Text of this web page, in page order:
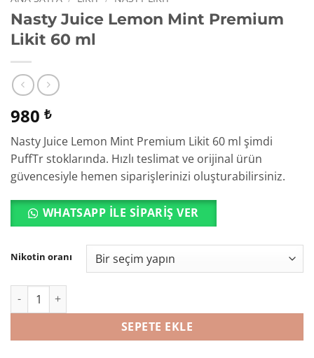
Nasty Juice Lemon Mint Premium
Likit 60 ml
980 ₺
Nasty Juice Lemon Mint Premium Likit 60 ml şimdi
PuffTr stoklarında. Hızlı teslimat ve orijinal ürün
güvencesiyle hemen siparişlerinizi oluşturabilirsiniz.
WHATSAPP ILE SIPARIŞ VER
Nikotin oranı
Nasty Juice Lemon Mint Premium Likit 60 ml adet
SEPETE EKLE